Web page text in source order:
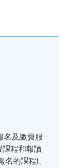
名及繳費服
課程和報讀
的課程)。